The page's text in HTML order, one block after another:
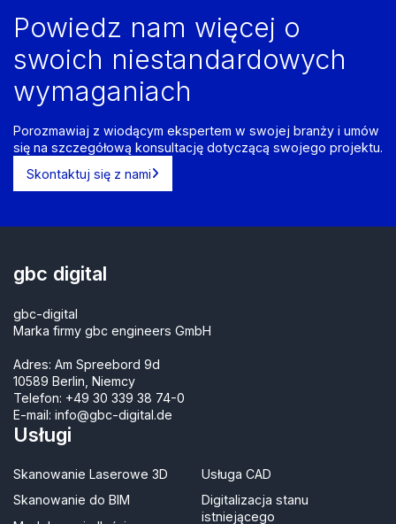
Powiedz nam więcej o
swoich niestandardowych
wymaganiach
Porozmawiaj z wiodącym ekspertem w swojej branży i umów
się na szczegółową konsultację dotyczącą swojego projektu.
Skontaktuj się z nami
gbc digital
gbc-digital
Marka firmy gbc engineers GmbH
Adres: Am Spreebord 9d
10589 Berlin, Niemcy
Telefon: +49 30 339 38 74-0
E-mail: info@gbc-digital.de
Usługi
Skanowanie Laserowe 3D
Skanowanie do BIM
Usługa CAD
Digitalizacja stanu
istniejącego